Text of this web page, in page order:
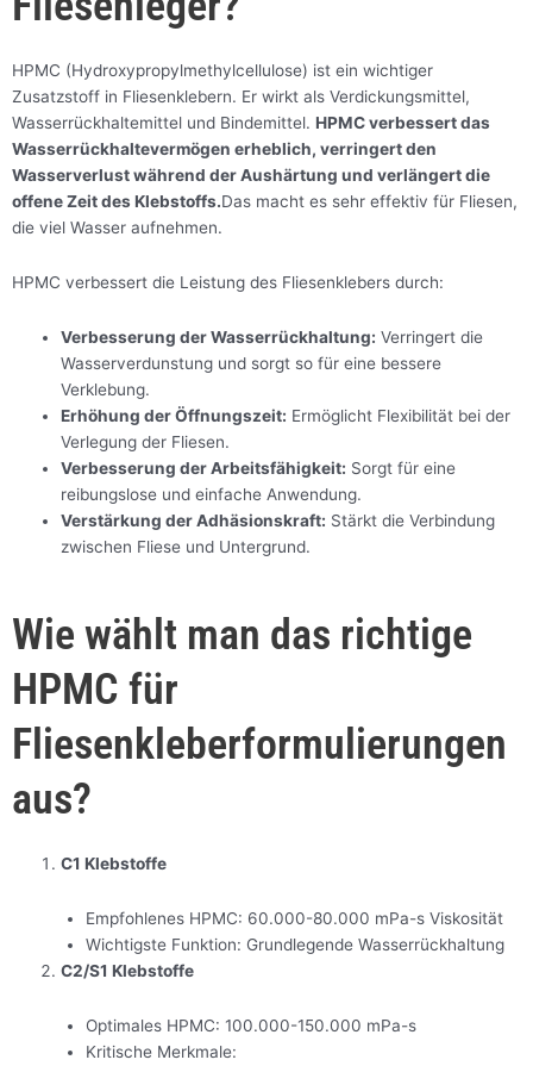
HPMC (Hydroxypropylmethylcellulose) ist ein wichtiger
Zusatzstoff in Fliesenklebern. Er wirkt als Verdickungsmittel,
Wasserrückhaltemittel und Bindemittel. HPMC verbessert das
Wasserrückhaltevermögen erheblich, verringert den
Wasserverlust während der Aushärtung und verlängert die
offene Zeit des Klebstoffs.Das macht es sehr effektiv für Fliesen,
die viel Wasser aufnehmen.
HPMC verbessert die Leistung des Fliesenklebers durch:
Verbesserung der Wasserrückhaltung: Verringert die
Wasserverdunstung und sorgt so für eine bessere
Verklebung.
Erhöhung der Öffnungszeit: Ermöglicht Flexibilität bei der
Verlegung der Fliesen.
Verbesserung der Arbeitsfähigkeit: Sorgt für eine
reibungslose und einfache Anwendung.
Verstärkung der Adhäsionskraft: Stärkt die Verbindung
zwischen Fliese und Untergrund.
Wie wählt man das richtige
HPMC für
Fliesenkleberformulierungen
aus?
C1 Klebstoffe
Empfohlenes HPMC: 60.000-80.000 mPa-s Viskosität
Wichtigste Funktion: Grundlegende Wasserrückhaltung
C2/S1 Klebstoffe
Optimales HPMC: 100.000-150.000 mPa-s
Kritische Merkmale: